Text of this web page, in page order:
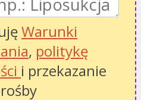
Warunki
, politykę
i przekazanie